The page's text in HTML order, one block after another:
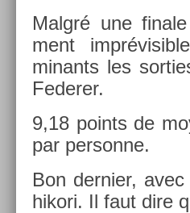
Malgré une
ment
minants les
Feder­er.
9,18 points de
par per­son­ne.
Bon de­rni­er,
hikori. Il faut dire